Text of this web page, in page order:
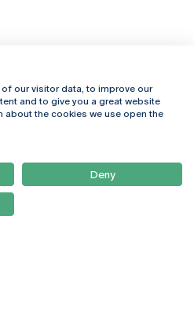
Campus Online
Webmail
Como Chegar
Newsletter
our visitor data, to improve our
and to give you a great website
about the cookies we use open the
Deny